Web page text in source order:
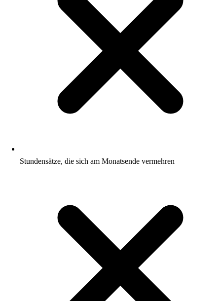
Stundensätze, die sich am Monatsende vermehren